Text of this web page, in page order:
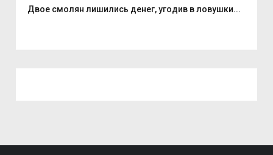
Двое смолян лишились денег, угодив в ловушки...